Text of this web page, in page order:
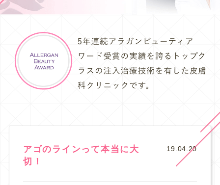
アゴのラインって本当に大
切！
19.04.20